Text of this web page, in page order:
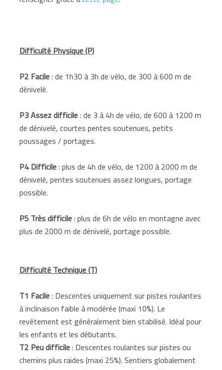
Difficulté Physique (P)
P2 Facile: de 1h30 à 3h de vélo, de 300 à 600 m de
dénivelé.
P3 Assez difficile: de 3 à 4h de vélo, de 600 à 1200 m
de dénivelé, courtes pentes soutenues, petits
poussages / portages.
P4 Difficile: plus de 4h de vélo, de 1200 à 2000 m de
dénivelé, pentes soutenues assez longues, portage
possible.
P5 Très difficile: plus de 6h de vélo en montagne avec
plus de 2000 m de dénivelé, portage possible.
Difficulté Technique (T)
T1 Facile: Descentes uniquement sur pistes roulantes
à inclinaison faible à modérée (maxi 10%). Le
revêtement est généralement bien stabilisé. Idéal pour
les enfants et les débutants.
T2 Peu difficile: Descentes roulantes sur pistes ou
chemins plus raides (maxi 25%). Sentiers globalement